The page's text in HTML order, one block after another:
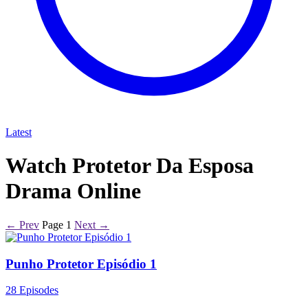
Latest
Watch Protetor Da Esposa
Drama Online
← Prev Page 1 Next →
Punho Protetor Episódio 1
28 Episodes